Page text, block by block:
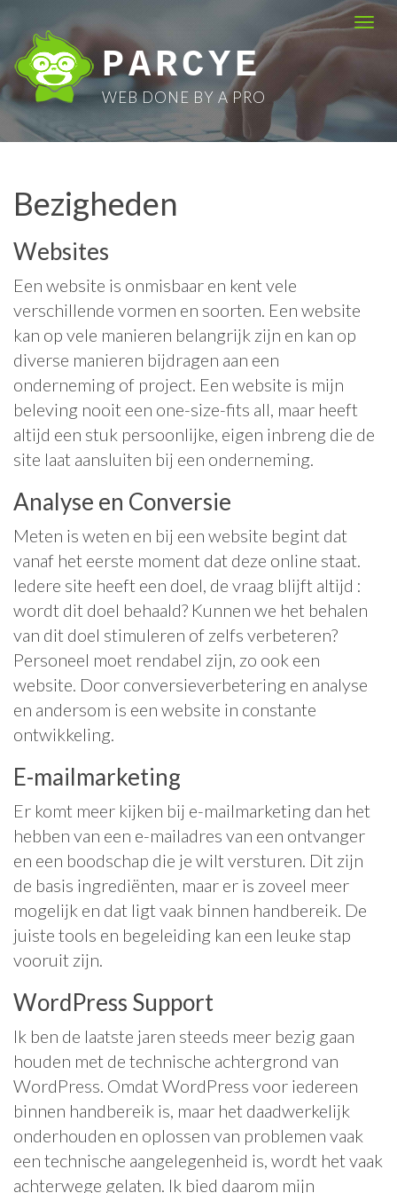
PARCYE
WEB DONE BY A PRO
Skip
content
Bezigheden
Websites
Een website is onmisbaar en kent vele
verschillende vormen en soorten. Een website
kan op vele manieren belangrijk zijn en kan op
diverse manieren bijdragen aan een
onderneming of project. Een website is mijn
beleving nooit een one-size-fits all, maar heeft
altijd een stuk persoonlijke, eigen inbreng die de
site laat aansluiten bij een onderneming.
Analyse en Conversie
Meten is weten en bij een website begint dat
vanaf het eerste moment dat deze online staat.
Iedere site heeft een doel, de vraag blijft altijd :
wordt dit doel behaald? Kunnen we het behalen
van dit doel stimuleren of zelfs verbeteren?
Personeel moet rendabel zijn, zo ook een
website. Door conversieverbetering en analyse
en andersom is een website in constante
ontwikkeling.
E-mailmarketing
Er komt meer kijken bij e-mailmarketing dan het
hebben van een e-mailadres van een ontvanger
en een boodschap die je wilt versturen. Dit zijn
de basis ingrediënten, maar er is zoveel meer
mogelijk en dat ligt vaak binnen handbereik. De
juiste tools en begeleiding kan een leuke stap
vooruit zijn.
WordPress Support
Ik ben de laatste jaren steeds meer bezig gaan
houden met de technische achtergrond van
WordPress. Omdat WordPress voor iedereen
binnen handbereik is, maar het daadwerkelijk
onderhouden en oplossen van problemen vaak
een technische aangelegenheid is, wordt het vaak
achterwege gelaten. Ik bied daarom mijn